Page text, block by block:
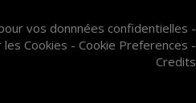
vos donnnées confidentielles -
Cookies - Cookie Preferences -
Credits